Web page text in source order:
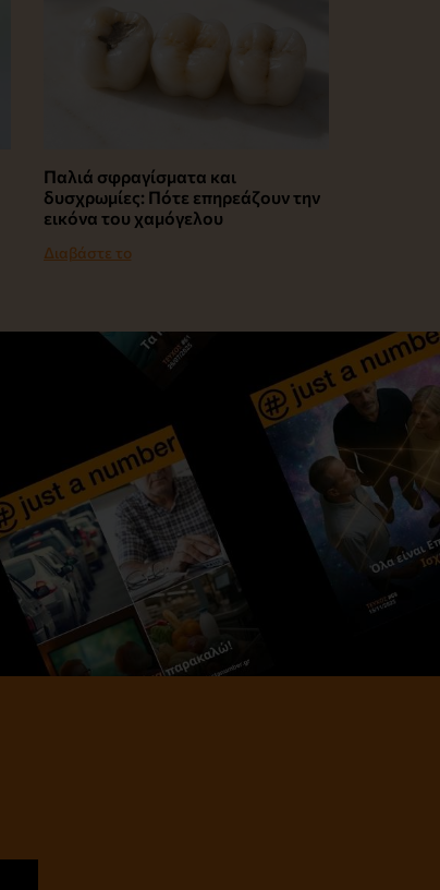
Παλιά σφραγίσματα και
δυσχρωμίες: Πότε επηρεάζουν την
εικόνα του χαμόγελου
Διαβάστε το